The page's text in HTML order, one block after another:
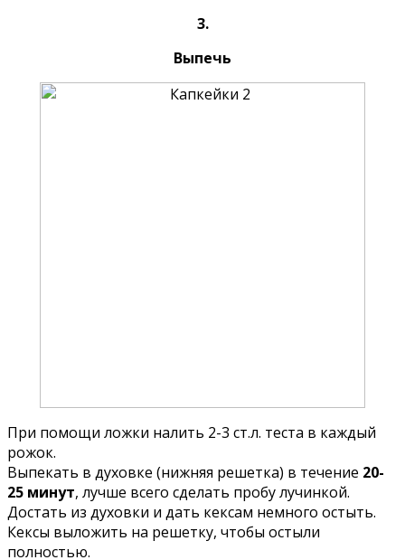
3.
Выпечь
При помощи ложки налить 2-3 ст.л. теста в каждый
рожок.
Выпекать в духовке (нижняя решетка) в течение 20-
25 минут, лучше всего сделать пробу лучинкой.
Достать из духовки и дать кексам немного остыть.
Кексы выложить на решетку, чтобы остыли
полностью.